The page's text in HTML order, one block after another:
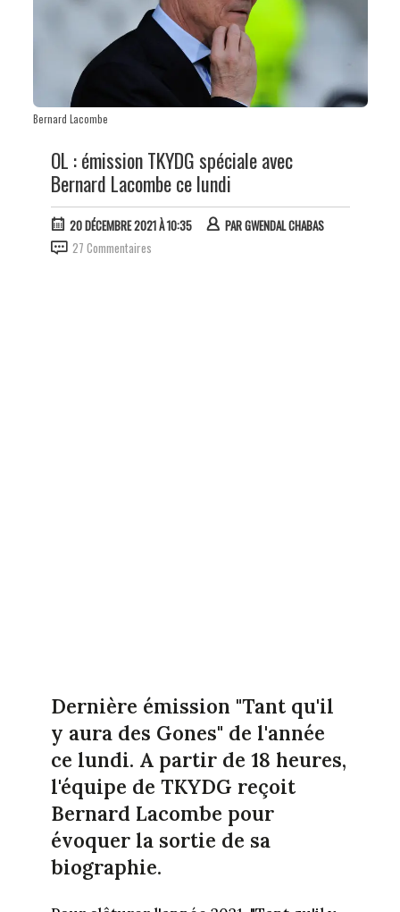
Bernard Lacombe
OL : émission TKYDG spéciale avec
Bernard Lacombe ce lundi
20 DÉCEMBRE 2021 À 10:35 PARGWENDAL CHABAS
27 Commentaires
Dernière émission "Tant qu'il
y aura des Gones" de l'année
ce lundi. A partir de 18 heures,
l'équipe de TKYDG reçoit
Bernard Lacombe pour
évoquer la sortie de sa
biographie.